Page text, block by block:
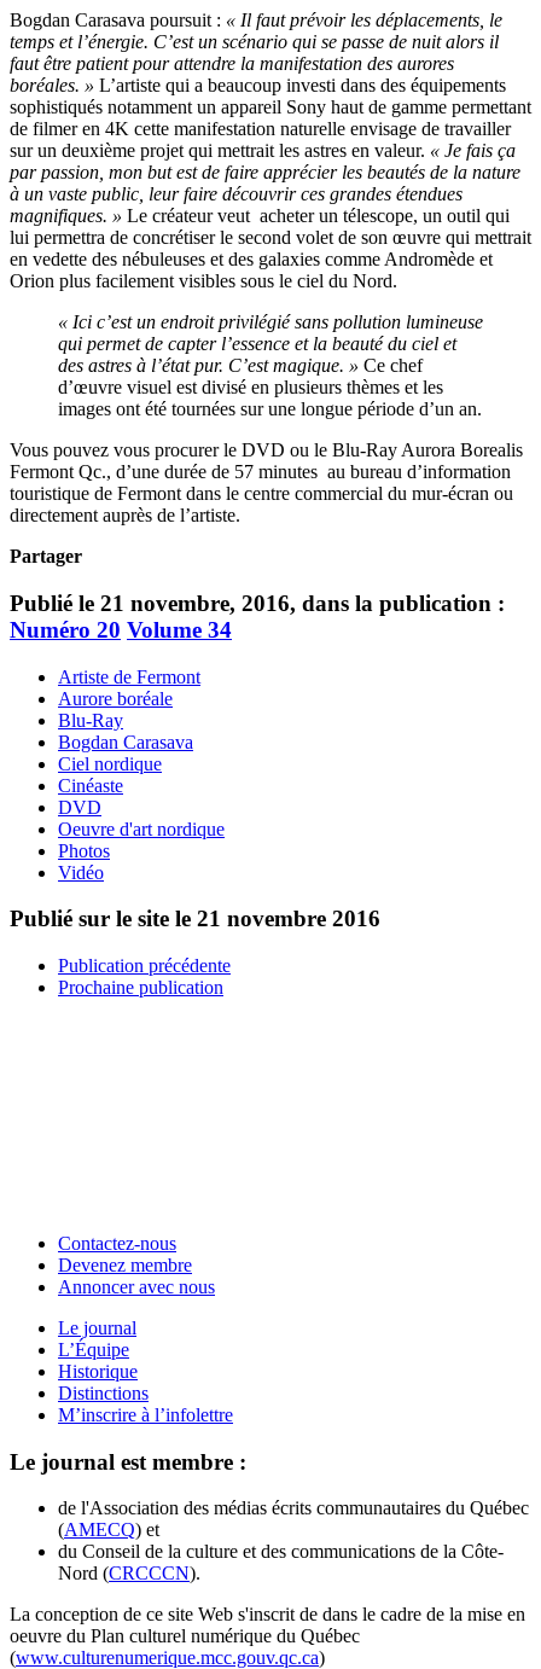
Bogdan Carasava poursuit : « Il faut prévoir les déplacements, le
temps et l’énergie. C’est un scénario qui se passe de nuit alors il
faut être patient pour attendre la manifestation des aurores
boréales. » L’artiste qui a beaucoup investi dans des équipements
sophistiqués notamment un appareil Sony haut de gamme permettant
de filmer en 4K cette manifestation naturelle envisage de travailler
sur un deuxième projet qui mettrait les astres en valeur. « Je fais ça
par passion, mon but est de faire apprécier les beautés de la nature
à un vaste public, leur faire découvrir ces grandes étendues
magnifiques. » Le créateur veut acheter un télescope, un outil qui
lui permettra de concrétiser le second volet de son œuvre qui mettrait
en vedette des nébuleuses et des galaxies comme Andromède et
Orion plus facilement visibles sous le ciel du Nord.
« Ici c’est un endroit privilégié sans pollution lumineuse
qui permet de capter l’essence et la beauté du ciel et
des astres à l’état pur. C’est magique. » Ce chef
d’œuvre visuel est divisé en plusieurs thèmes et les
images ont été tournées sur une longue période d’un an.
Vous pouvez vous procurer le DVD ou le Blu-Ray Aurora Borealis
Fermont Qc., d’une durée de 57 minutes au bureau d’information
touristique de Fermont dans le centre commercial du mur-écran ou
directement auprès de l’artiste.
Partager
Publié le 21 novembre, 2016, dans la publication :
Numéro 20 Volume 34
Artiste de Fermont
Aurore boréale
Blu-Ray
Bogdan Carasava
Ciel nordique
Cinéaste
DVD
Oeuvre d'art nordique
Photos
Vidéo
Publié sur le site le 21 novembre 2016
Publication précédente
Prochaine publication
Contactez-nous
Devenez membre
Annoncer avec nous
Le journal
L’Équipe
Historique
Distinctions
M’inscrire à l’infolettre
Le journal est membre :
de l'Association des médias écrits communautaires du Québec
(AMECQ) et
du Conseil de la culture et des communications de la Côte-
Nord (CRCCCN).
La conception de ce site Web s'inscrit de dans le cadre de la mise en
oeuvre du Plan culturel numérique du Québec
(www.culturenumerique.mcc.gouv.qc.ca)